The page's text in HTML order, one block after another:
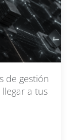
de gestión
a tus